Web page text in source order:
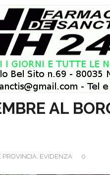
AL
PROVINCIA, EVIDENZA 0